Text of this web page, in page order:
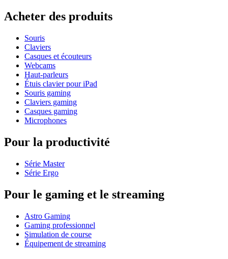
Acheter des produits
Souris
Claviers
Casques et écouteurs
Webcams
Haut-parleurs
Étuis clavier pour iPad
Souris gaming
Claviers gaming
Casques gaming
Microphones
Pour la productivité
Série Master
Série Ergo
Pour le gaming et le streaming
Astro Gaming
Gaming professionnel
Simulation de course
Équipement de streaming